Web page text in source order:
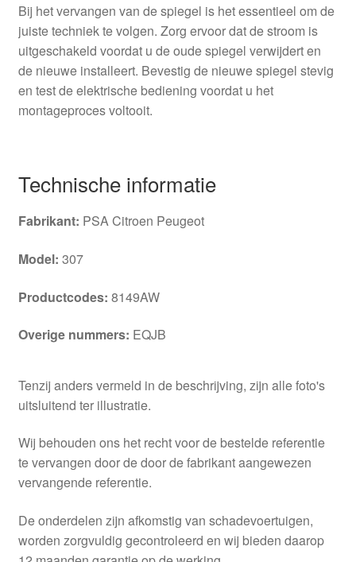
Bij het vervangen van de spiegel is het essentieel om de
juiste techniek te volgen. Zorg ervoor dat de stroom is
uitgeschakeld voordat u de oude spiegel verwijdert en
de nieuwe installeert. Bevestig de nieuwe spiegel stevig
en test de elektrische bediening voordat u het
montageproces voltooit.
Technische informatie
Fabrikant: PSA Citroen Peugeot
Model: 307
Productcodes: 8149AW
Overige nummers: EQJB
Tenzij anders vermeld in de beschrijving, zijn alle foto's
uitsluitend ter illustratie.
Wij behouden ons het recht voor de bestelde referentie
te vervangen door de door de fabrikant aangewezen
vervangende referentie.
De onderdelen zijn afkomstig van schadevoertuigen,
worden zorgvuldig gecontroleerd en wij bieden daarop